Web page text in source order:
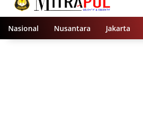
Nasional Nusantara Jakarta